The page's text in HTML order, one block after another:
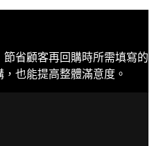
省顧客再回購時所需填寫的
也能提高整體滿意度。